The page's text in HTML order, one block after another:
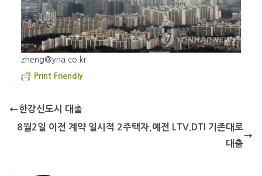
zheng@yna co kr
Print Friendly
한강신도시 대출
8월2일 이전 계약 일시적 2주택자,예전 LTV.DTI 기존대로
대출